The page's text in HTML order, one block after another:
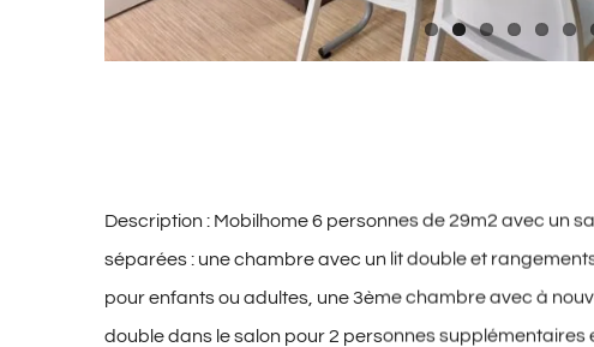
Description : Mobilhome 6 personnes de 29m2 avec un
séparées : une chambre avec un lit double et
pour enfants ou adultes, une 3ème chambre avec à
double dans le salon pour 2 personnes supplémentaires